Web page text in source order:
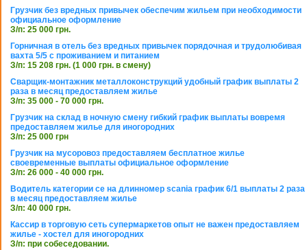
Грузчик без вредных привычек обеспечим жильем при необходимости
официальное оформление
З/п: 25 000 грн.
Горничная в отель без вредных привычек порядочная и трудолюбивая
вахта 5/5 с проживанием и питанием
З/п: 15 208 грн. (1 000 грн. в смену)
Сварщик-монтажник металлоконструкций удобный график выплаты 2
раза в месяц предоставляем жилье
З/п: 35 000 - 70 000 грн.
Грузчик на склад в ночную смену гибкий график выплаты вовремя
предоставляем жилье для иногородних
З/п: 25 000 грн
Грузчик на мусоровоз предоставляем бесплатное жилье
своевременные выплаты официальное оформление
З/п: 26 000 - 40 000 грн.
Водитель категории се на длинномер scania график 6/1 выплаты 2 раза
в месяц предоставляем жилье
З/п: 40 000 грн.
Кассир в торговую сеть супермаркетов опыт не важен предоставляем
жилье - хостел для иногородних
З/п: при собеседовании.